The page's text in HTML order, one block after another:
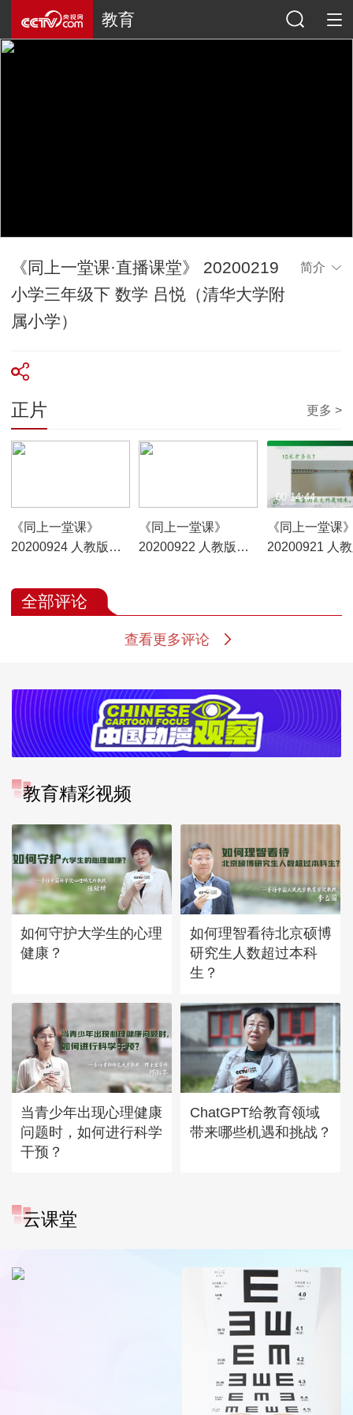
教育
《同上一堂课·直播课堂》 20200219
小学三年级下 数学 吕悦（清华大学附
属小学）
简介
正片 更多 >
《同上一堂课》
20200924 人教版三
识》（第1课时） 周
莹（北京市西城区西
《同上一堂课》
20200922 人教版三
《同上一堂课
20200921 人
00:14:44
全部评论
查看更多评论
教育精彩视频
如何守护大学生的心理
健康？
如何理智看待北京硕博
研究生人数超过本科
生？
当青少年出现心理健康
问题时，如何进行科学
干预？
ChatGPT给教育领域
带来哪些机遇和挑战？
云课堂